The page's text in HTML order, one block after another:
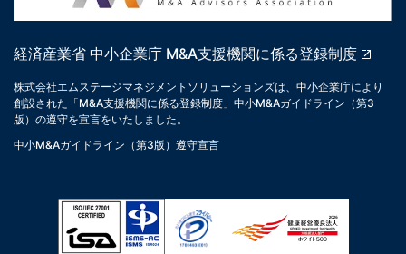
経済産業省 中小企業庁 M&A支援機関に係る登録制度
株式会社エムステージマネジメントソリューションズは、中小企業庁により
創設された「M&A支援機関に係る登録制度」中小M&Aガイドライン（第3
版）の遵守を宣言をいたしました。
中小M&Aガイドライン（第3版）遵守宣言